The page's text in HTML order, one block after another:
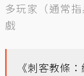
多玩家（通常
戲
《刺客教條